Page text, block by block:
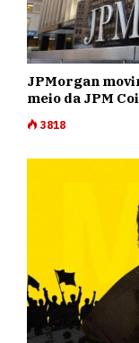
JPMorgan
meio da JPM
3818